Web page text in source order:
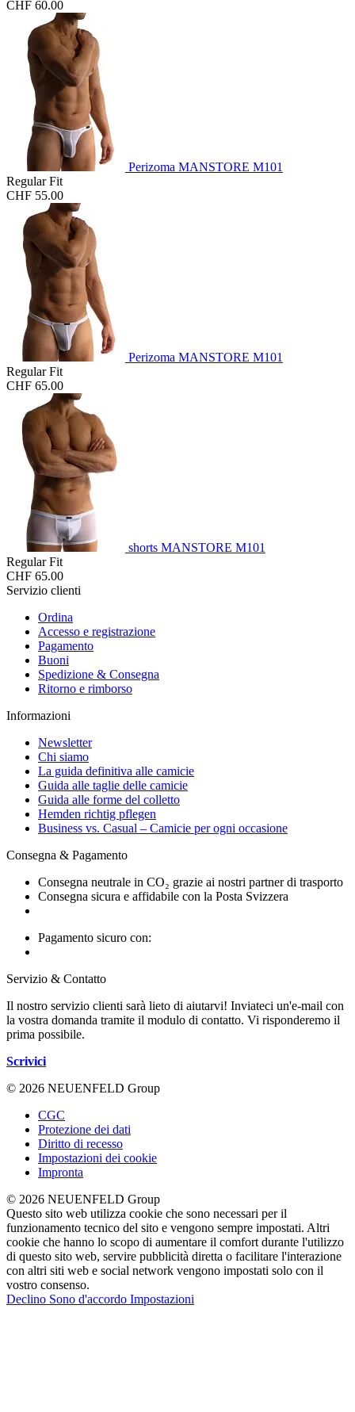
CHF 60.00
Perizoma MANSTORE M101
Regular Fit
CHF 55.00
Perizoma MANSTORE M101
Regular Fit
CHF 65.00
shorts MANSTORE M101
Regular Fit
CHF 65.00
Servizio clienti
Ordina
Accesso e registrazione
Pagamento
Buoni
Spedizione & Consegna
Ritorno e rimborso
Informazioni
Newsletter
Chi siamo
La guida definitiva alle camicie
Guida alle taglie delle camicie
Guida alle forme del colletto
Hemden richtig pflegen
Business vs. Casual – Camicie per ogni occasione
Consegna & Pagamento
Consegna neutrale in CO₂ grazie ai nostri partner di trasporto
Consegna sicura e affidabile con la Posta Svizzera
Pagamento sicuro con:
Servizio & Contatto
Il nostro servizio clienti sarà lieto di aiutarvi! Inviateci un'e-mail con
la vostra domanda tramite il modulo di contatto. Vi risponderemo il
prima possibile.
Scrivici
© 2026 NEUENFELD Group
CGC
Protezione dei dati
Diritto di recesso
Impostazioni dei cookie
Impronta
© 2026 NEUENFELD Group
Questo sito web utilizza cookie che sono necessari per il
funzionamento tecnico del sito e vengono sempre impostati. Altri
cookie che hanno lo scopo di aumentare il comfort durante l'utilizzo
di questo sito web, servire pubblicità diretta o facilitare l'interazione
con altri siti web e social network vengono impostati solo con il
vostro consenso.
Declino Sono d'accordo Impostazioni